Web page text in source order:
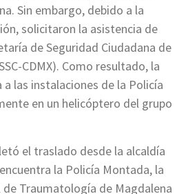
Sin embargo, debido a la
solicitaron la asistencia de
de Seguridad Ciudadana de
CDMX). Como resultado, la
las instalaciones de la Policía
en un helicóptero del grupo
el traslado desde la alcaldía
la Policía Montada, la
Traumatología de Magdalena